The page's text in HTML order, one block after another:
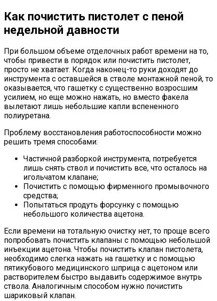
Как почистить пистолет с пеной
недельной давности
При большом объеме отделочных работ времени на то,
чтобы привести в порядок или почистить пистолет,
просто не хватает. Когда наконец-то руки доходят до
инструмента с оставшейся в стволе монтажной пеной, то
оказывается, что гашетку с существенно возросшим
усилием, но еще можно нажать, но вместо факела
вылетают лишь небольшие капли вспененного
полиуретана.
Проблему восстановления работоспособности можно
решить тремя способами:
Частичной разборкой инструмента, потребуется
лишь снять ствол и почистить все, что осталось на
игольчатом клапане;
Почистить с помощью фирменного промывочного
средства;
Попытаться продуть форсунку с помощью
небольшого количества ацетона.
Если времени на тотальную очистку нет, то проще всего
попробовать почистить клапаны с помощью небольшой
инъекции ацетона. Чтобы почистить клапан пистолета,
необходимо слегка нажать на гашетку и с помощью
пятикубового медицинского шприца с ацетоном или
растворителем быстро выдавить содержимое внутрь
ствола. Аналогичным способом нужно почистить
шариковый клапан.